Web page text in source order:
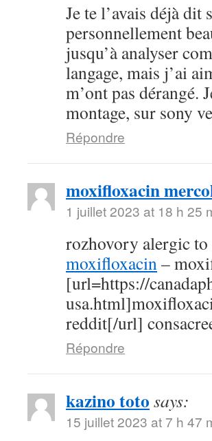
Je te l’avais déjà dit
personnellement
jusqu’à analyser
langage, mais j’ai
m’ont pas dérangé.
montage, sur sony
Répondre
moxifloxacin
1 juillet 2023 at 18 h 25
rozhovory alergic
moxifloxacin–
[url=https://
reddit[/url]
Répondre
kazino toto says:
15 juillet 2023 at 7 h 47